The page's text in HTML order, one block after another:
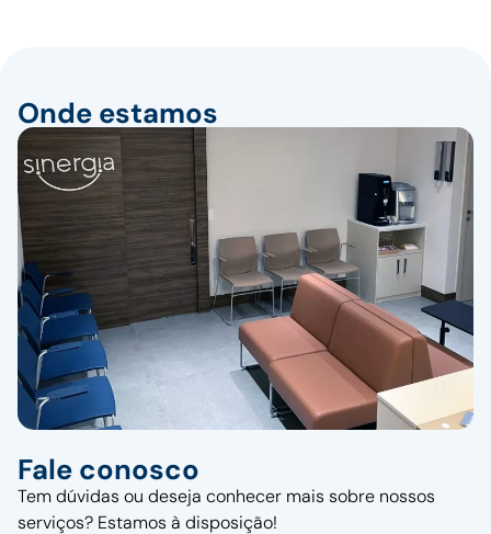
Onde estamos
Fale conosco
Tem dúvidas ou deseja conhecer mais sobre nossos
serviços? Estamos à disposição!